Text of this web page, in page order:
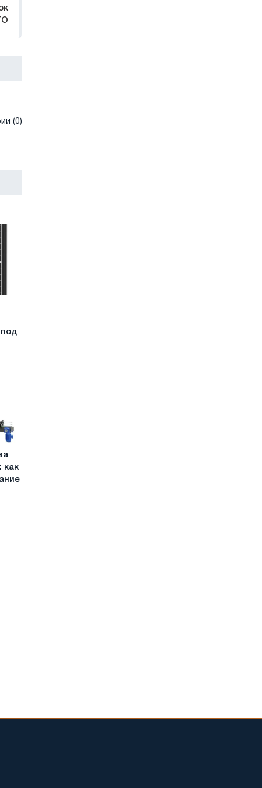
(0)
как